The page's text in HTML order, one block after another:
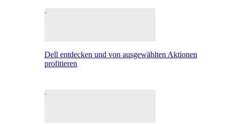
Dell entdecken und von ausgewählten Aktionen
profitieren